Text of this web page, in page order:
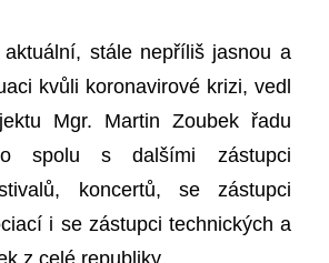
stále nepříliš jasnou a
kvůli koronavirové krizi, vedl
Mgr. Martin Zoubek řadu
spolu s dalšími zástupci
koncertů, se zástupci
i se zástupci technických a